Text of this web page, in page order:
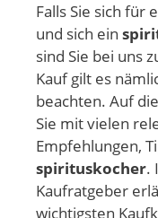
Falls Sie sich für
und sich ein
sind Sie bei uns
Kauf gilt es
beachten. Auf
Sie mit vielen
Empfehlungen,
spirituskocher.
Kaufratgeber
wichtigsten